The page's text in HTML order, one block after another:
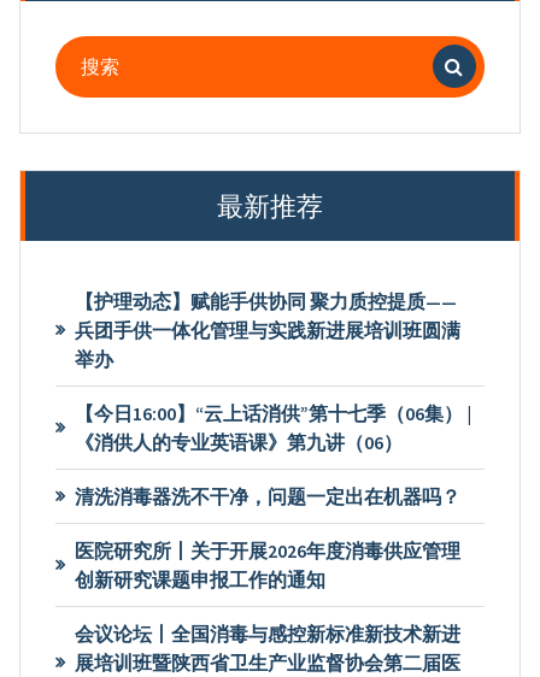
搜
索：
最新推荐
【护理动态】赋能手供协同 聚力质控提质——
兵团手供一体化管理与实践新进展培训班圆满
举办
【今日16:00】“云上话消供”第十七季（06集） |
《消供人的专业英语课》第九讲（06）
清洗消毒器洗不干净，问题一定出在机器吗？
医院研究所丨关于开展2026年度消毒供应管理
创新研究课题申报工作的通知
会议论坛丨全国消毒与感控新标准新技术新进
展培训班暨陕西省卫生产业监督协会第二届医